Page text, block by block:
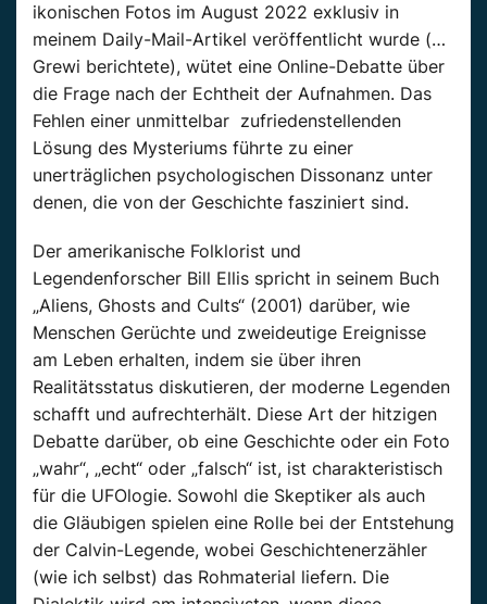
ikonischen Fotos im August 2022 exklusiv in
meinem Daily-Mail-Artikel veröffentlicht wurde (…
Grewi berichtete), wütet eine Online-Debatte über
die Frage nach der Echtheit der Aufnahmen. Das
Fehlen einer unmittelbar zufriedenstellenden
Lösung des Mysteriums führte zu einer
unerträglichen psychologischen Dissonanz unter
denen, die von der Geschichte fasziniert sind.
Der amerikanische Folklorist und
Legendenforscher Bill Ellis spricht in seinem Buch
„Aliens, Ghosts and Cults“ (2001) darüber, wie
Menschen Gerüchte und zweideutige Ereignisse
am Leben erhalten, indem sie über ihren
Realitätsstatus diskutieren, der moderne Legenden
schafft und aufrechterhält. Diese Art der hitzigen
Debatte darüber, ob eine Geschichte oder ein Foto
„wahr“, „echt“ oder „falsch“ ist, ist charakteristisch
für die UFOlogie. Sowohl die Skeptiker als auch
die Gläubigen spielen eine Rolle bei der Entstehung
der Calvin-Legende, wobei Geschichtenerzähler
(wie ich selbst) das Rohmaterial liefern. Die